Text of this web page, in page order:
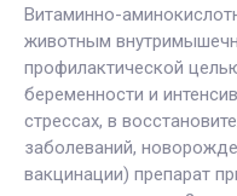
Витаминно-
животным
профилактической
беременности и
стрессах, в
заболеваний,
вакцинации) препарат